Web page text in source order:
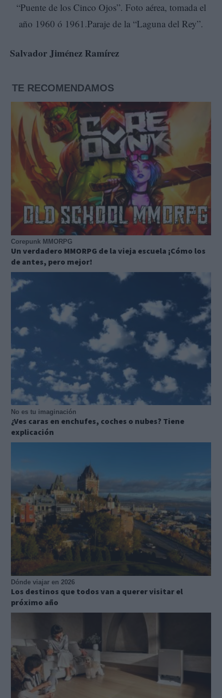
“Puente de los Cinco Ojos”. Foto aérea, tomada el
año 1960 ó 1961.Paraje de la “Laguna del Rey”.
Salvador Jiménez Ramírez
TE RECOMENDAMOS
Corepunk MMORPG
Un verdadero MMORPG de la vieja escuela ¡Cómo los
de antes, pero mejor!
No es tu imaginación
¿Ves caras en enchufes, coches o nubes? Tiene
explicación
Dónde viajar en 2026
Los destinos que todos van a querer visitar el
próximo año